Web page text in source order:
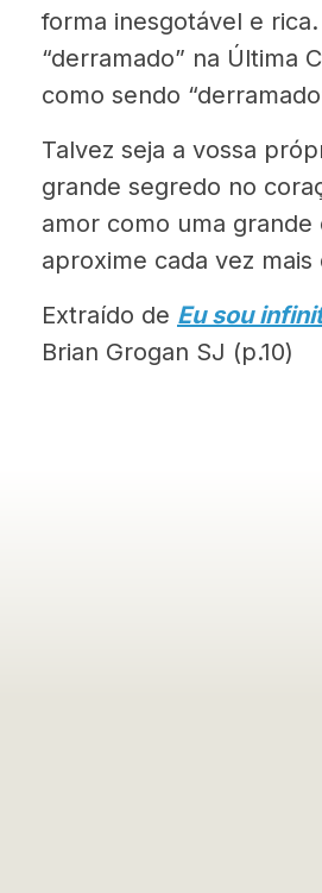
forma inesgotável e
“derramado” na Última
como sendo
Talvez seja a vossa
grande segredo no
amor como uma
aproxime cada vez
Extraído de Eu sou
Brian Grogan SJ (p.10)